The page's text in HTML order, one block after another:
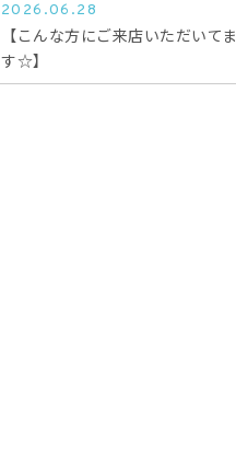
2026.06.28
【こんな方にご来店いただいてま
す☆】